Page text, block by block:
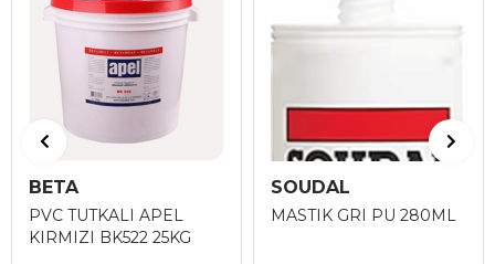
BETA
PVC TUTKALI APEL
KIRMIZI BK522 25KG
SOUDAL
MASTIK GRI PU 280ML